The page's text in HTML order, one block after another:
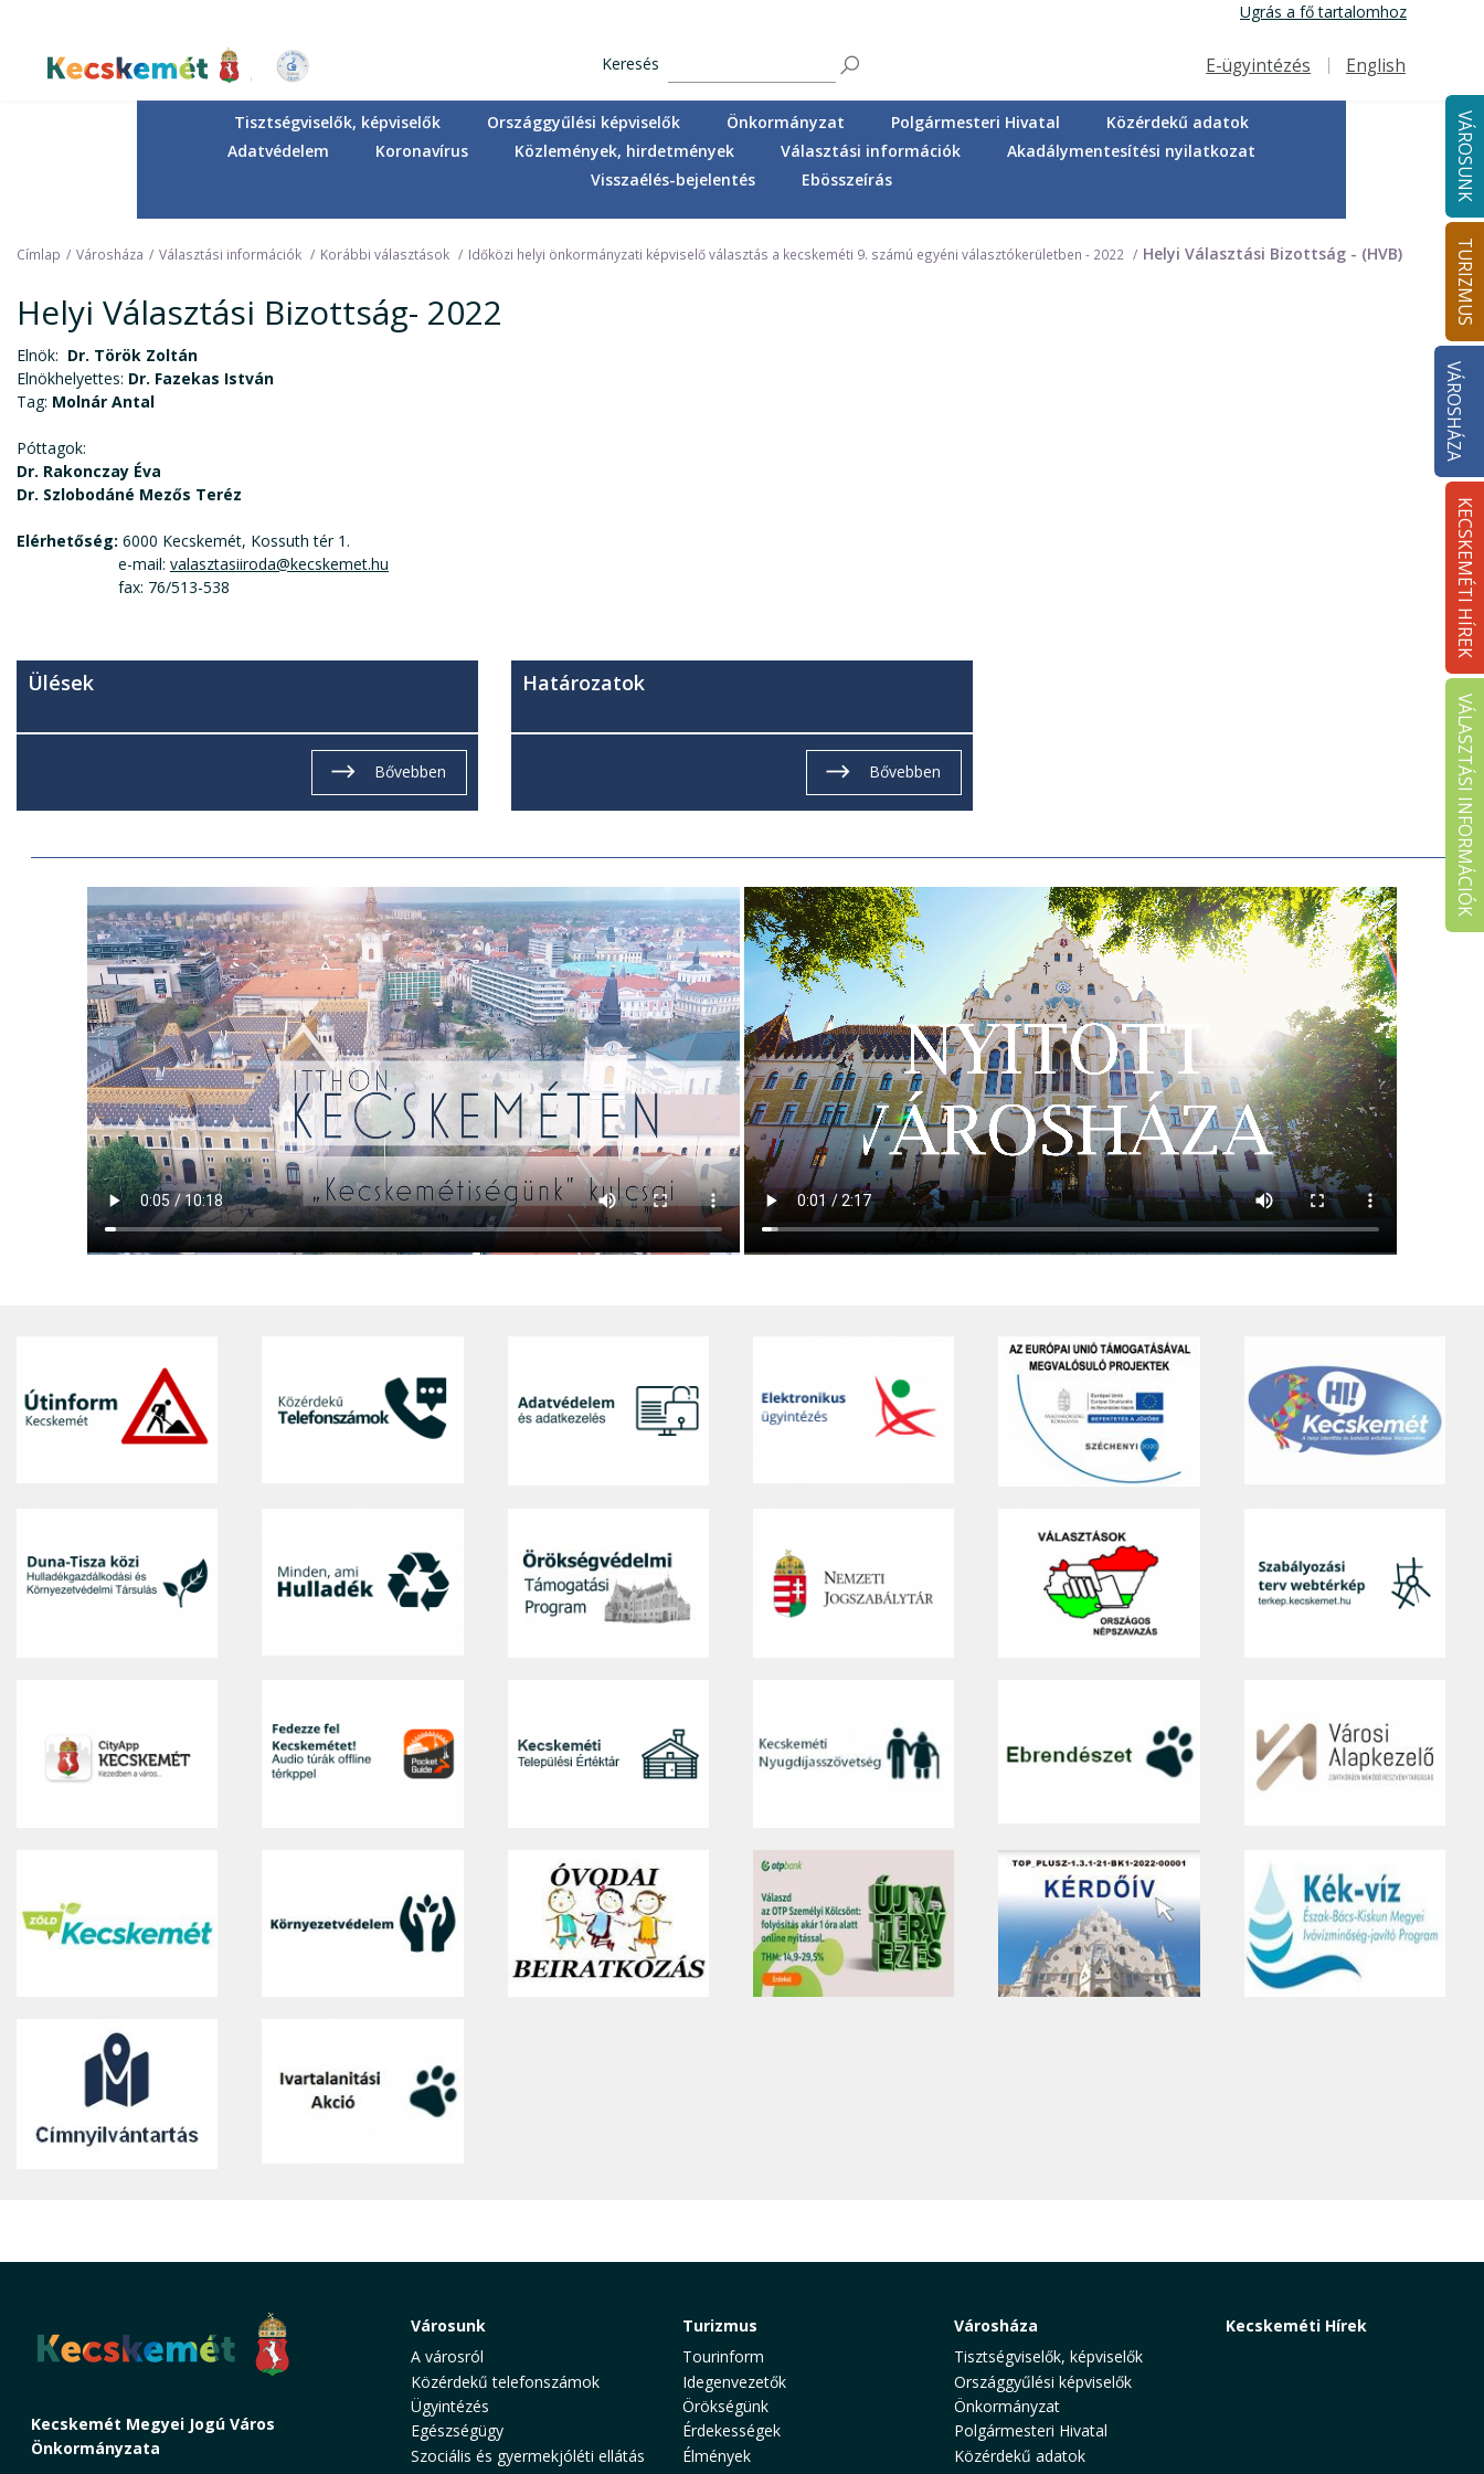
tartalomra
Ugrás a fő tartalomhoz
Kecskemét Város Honlapja
Keresés
Felső navigáció
E-ügyintézés English
VÁROSUNK
TURIZMUS
VÁROSHÁZA
KECSKEMÉTI HÍREK
VÁLASZTÁSI INFORMÁCIÓK
Tisztségviselők, képviselők Országgyűlési képviselők Önkormányzat Polgármesteri Hivatal
Közérdekű adatok
Adatvédelem
Koronavírus Közlemények, hirdetmények Választási információk
Akadálymentesítési nyilatkozat
Visszaélés-bejelentés
Ebösszeírás
Címlap Városháza Választási információk Korábbi választások Időközi helyi önkormányzati képviselő választás a kecskeméti 9. számú egyéni választókerületben - 2022 Helyi Választási Bizottság - (HVB)
Helyi Választási Bizottság- 2022
Elnök: Dr. Török Zoltán
Elnökhelyettes: Dr. Fazekas István
Tag: Molnár Antal
Póttagok:
Dr. Rakonczay Éva
Dr. Szlobodáné Mezős Teréz
Elérhetőség: 6000 Kecskemét, Kossuth tér 1.
e-mail: valasztasiiroda@kecskemet.hu
fax: 76/513-538
Ülések
Bővebben
Határozatok
Bővebben
Kecskemét Megyei Jogú Város
Önkormányzata
Városunk
A városról
Közérdekű telefonszámok
Ügyintézés
Egészségügy
Szociális és gyermekjóléti ellátás
Turizmus
Tourinform
Idegenvezetők
Örökségünk
Érdekességek
Élmények
Városháza
Tisztségviselők, képviselők
Országgyűlési képviselők
Önkormányzat
Polgármesteri Hivatal
Közérdekű adatok
Kecskeméti Hírek